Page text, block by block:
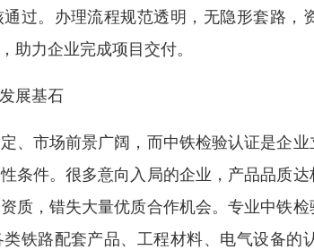
过。办理流程规范透明，无隐形套路
助力企业完成项目交付。
展基石
、市场前景广阔，而中铁检验认证是企
条件。很多意向入局的企业，产品品质
质，错失大量优质合作机会。专业中铁
铁路配套产品、工程材料、电气设备